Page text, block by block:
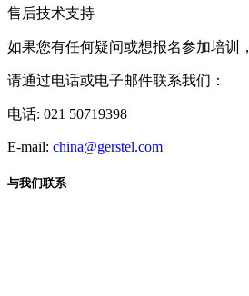
售后技术支持
如果您有任何疑问或想报名参加培训，
请通过电话或电子邮件联系我们：
电话: 021 50719398
E-mail: china@gerstel.com
与我们联系